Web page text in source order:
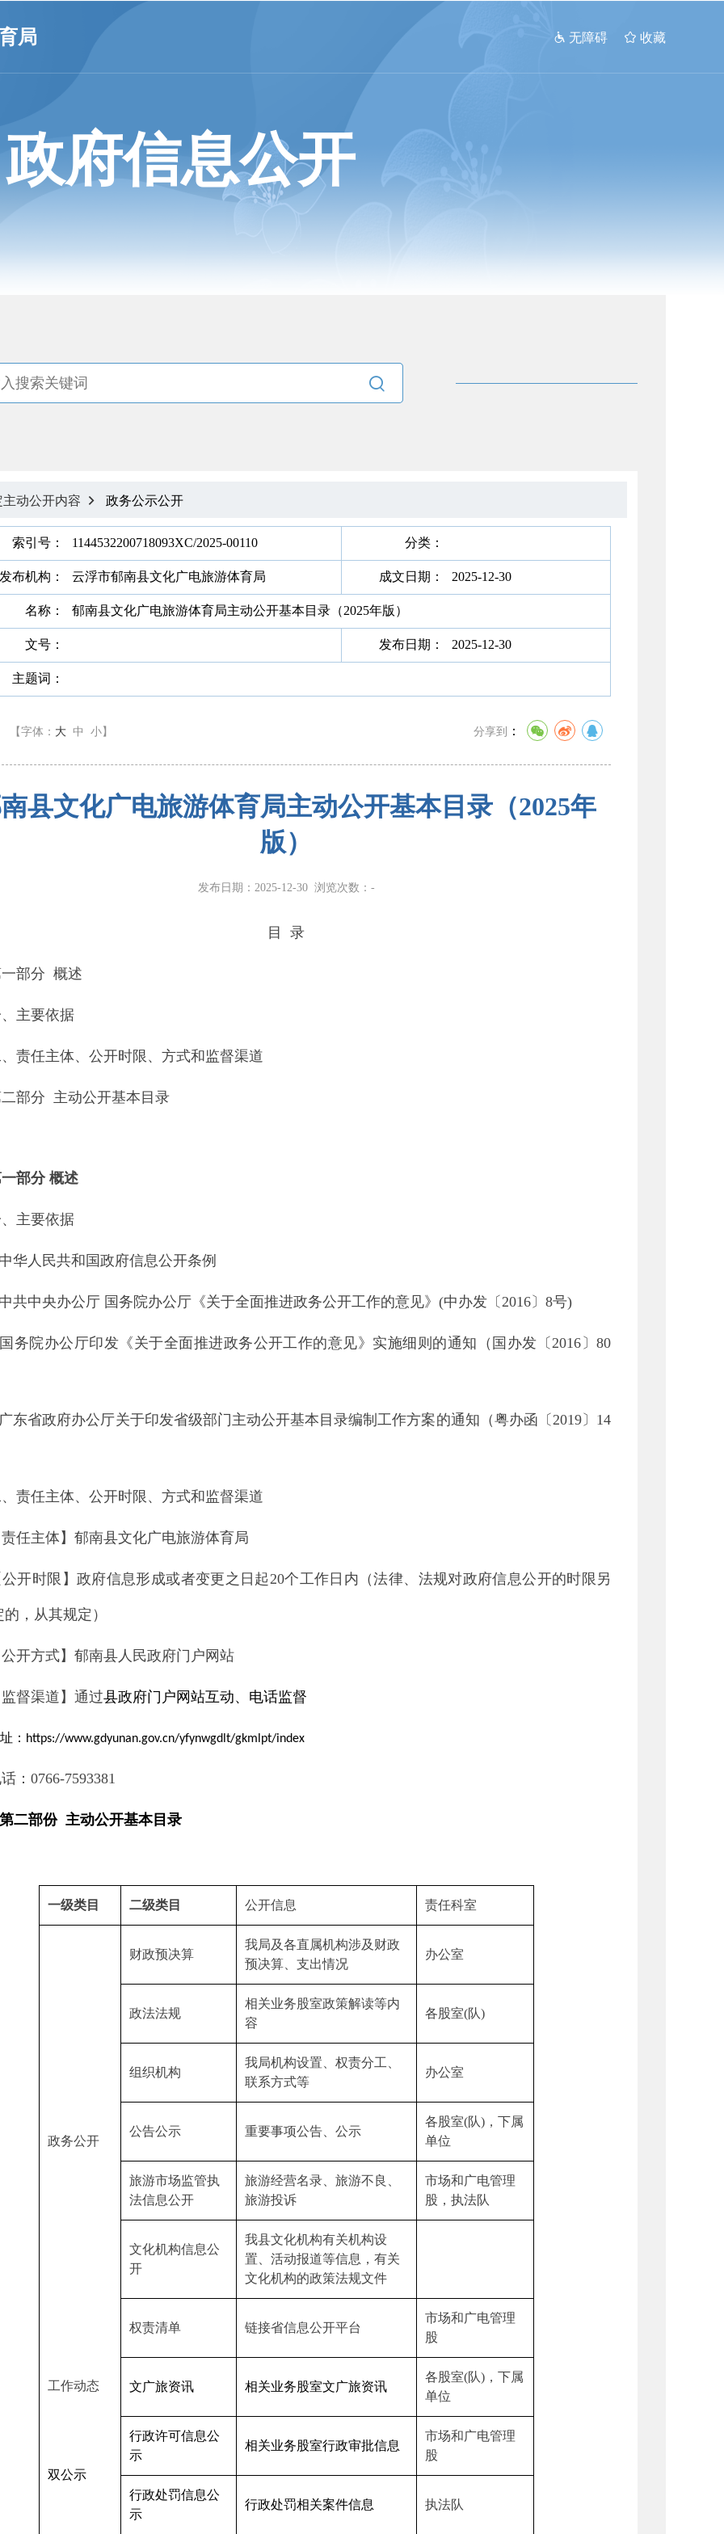
局  无障碍  收藏
政府信息公开

主动公开内容  政务公示公开
索引号： 1144532200718093XC/2025-00110 分类：
发布机构： 云浮市郁南县文化广电旅游体育局 成文日期： 2025-12-30
名称： 郁南县文化广电旅游体育局主动公开基本目录（2025年版）
文号： 发布日期： 2025-12-30
主题词：
【字体： 大 中 小 】 分享到 ：
县文化广电旅游体育局主动公开基本目录（2025年
版）
发布日期：2025-12-30 浏览次数： -
目 录
部分 概述
主要依据
责任主体、公开时限、方式和监督渠道
部分 主动公开基本目录
部分 概述
主要依据
华人民共和国政府信息公开条例
共中央办公厅 国务院办公厅《关于全面推进政务公开工作的意见》(中办发〔2016〕8号)
务院办公厅印发《关于全面推进政务公开工作的意见》实施细则的通知（国办发〔2016〕80
东省政府办公厅关于印发省级部门主动公开基本目录编制工作方案的通知（粤办函〔2019〕14
责任主体、公开时限、方式和监督渠道
任主体】郁南县文化广电旅游体育局
开时限】政府信息形成或者变更之日起20个工作日内（法律、法规对政府信息公开的时限另
，从其规定）
开方式】郁南县人民政府门户网站
督渠道】通过县政府门户网站互动、电话监督
： https://www.gdyunan.gov.cn/yfynwgdlt/gkmlpt/index
：0766-7593381
第二部份 主动公开基本目录
一级类目 二级类目 公开信息 责任科室
政务公开
财政预决算
我局及各直属机构涉及财政
预决算、支出情况
办公室
政法法规
相关业务股室政策解读等内
容
各股室(队)
组织机构
我局机构设置、权责分工、
联系方式等
办公室
公告公示 重要事项公告、公示
各股室(队)，下属
单位
旅游市场监管执
法信息公开
旅游经营名录、旅游不良、
旅游投诉
市场和广电管理
股，执法队
文化机构信息公
开
我县文化机构有关机构设
置、活动报道等信息，有关
文化机构的政策法规文件
权责清单 链接省信息公开平台
市场和广电管理
股
工作动态 文广旅资讯 相关业务股室文广旅资讯
各股室(队)，下属
单位
双公示
行政许可信息公
示
相关业务股室行政审批信息
市场和广电管理
股
行政处罚信息公
示
行政处罚相关案件信息 执法队